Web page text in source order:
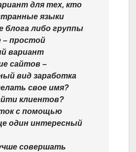
для тех, кто
языки
блога либо группы
– простой
вариант
сайтов –
вид заработка
свое имя?
клиентов?
с помощью
один интересный
совершать